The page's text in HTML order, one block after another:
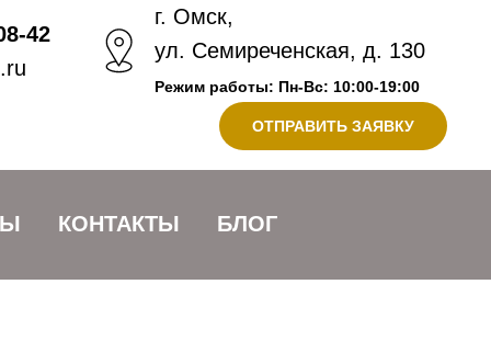
42
г. Омск,
ул. Семиреченская, д. 130
Режим работы: Пн-Вс: 10:00-19:00
ОТПРАВИТЬ ЗАЯВКУ
КОНТАКТЫ БЛОГ